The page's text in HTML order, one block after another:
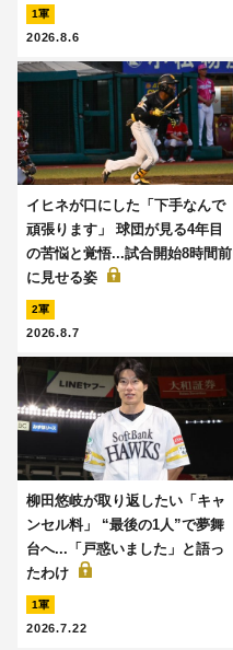
1軍
2026.8.6
イヒネが口にした「下手なんで
頑張ります」 球団が見る4年目
の苦悩と覚悟...試合開始8時間前
に見せる姿
2軍
2026.8.7
柳田悠岐が取り返したい「キャ
ンセル料」 “最後の1人”で夢舞
台へ...「戸惑いました」と語っ
たわけ
1軍
2026.7.22